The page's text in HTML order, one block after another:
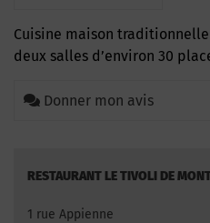
Cuisine maison traditionnelle et raffinée servie dans
deux salles d’environ 30
Donner mon avis
RESTAURANT LE TIVOLI DE
1 rue Appienne